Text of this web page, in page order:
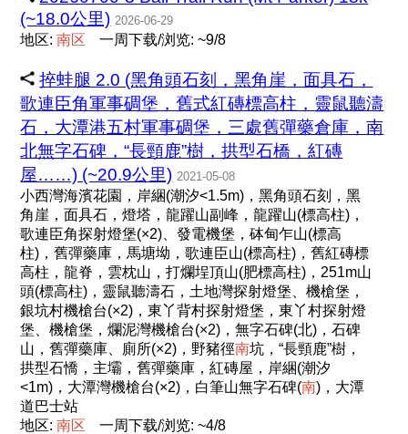
(~18.0公里) 2026-06-29
地区:南区 一周下载/浏览: ~9/8
捽蛙腿 2.0 (黑角頭石刻，黑角崖，面具石，
歌連臣角軍事碉堡，舊式紅磚標高柱，靈鼠聽濤
石，大潭港五村軍事碉堡，三處舊彈藥倉庫，南
北無字石碑，“長頸鹿”樹，拱型石橋，紅磚
屋……) (~20.9公里) 2021-05-08
小西灣海濱花園，岸綑(潮汐<1.5m)，黑角頭石刻，黑
角崖，面具石，燈塔，龍躍山副峰，龍躍山(標高柱)，
歌連臣角探射燈堡(×2)、發電機堡，砵甸乍山(標高
柱)，舊彈藥庫，馬塘坳，歌連臣山(標高柱)，舊紅磚標
高柱，龍脊，雲枕山，打爛埕頂山(肥標高柱)，251m山
頭(標高柱)，靈鼠聽濤石，土地灣探射燈堡、機槍堡，
銀坑村機槍台(×2)，東丫背村探射燈堡，東丫村探射燈
堡、機槍堡，爛泥灣機槍台(×2)，無字石碑(北)，石碑
山，舊彈藥庫、廁所(×2)，野豬徑南坑，“長頸鹿”樹，
拱型石憍，主壩，舊彈藥庫，紅磚屋，岸綑(潮汐
<1m)，大潭灣機槍台(×2)，白筆山無字石碑(南)，大潭
道巴士站
地区:南区 一周下载/浏览: ~4/8